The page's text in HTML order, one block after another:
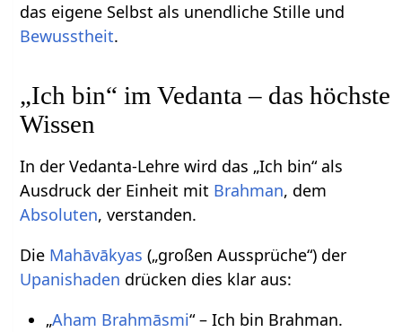
das eigene Selbst als unendliche Stille und
Bewusstheit.
„Ich bin“ im Vedanta – das höchste
Wissen
In der Vedanta-Lehre wird das „Ich bin“ als
Ausdruck der Einheit mit Brahman, dem
Absoluten, verstanden.
Die Mahāvākyas („großen Aussprüche“) der
Upanishaden drücken dies klar aus:
„Aham Brahmāsmi“ – Ich bin Brahman.